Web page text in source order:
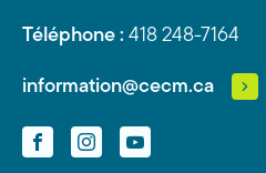
Téléphone : 418 248-7164
information@cecm.ca
FacebookInstagramYouTube